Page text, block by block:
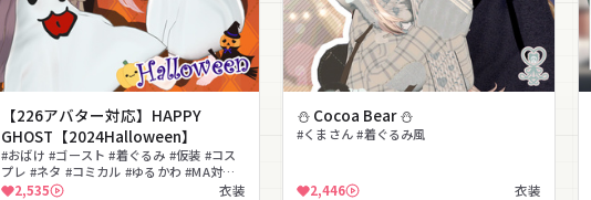
【226アバター対応】HAPPY
GHOST【2024Halloween】
#おばけ #ゴースト #着ぐるみ #仮装 #コス
プレ #ネタ #コミカル #ゆるかわ #MA対応
#lilToon対応
2,535 衣装
⛄ Cocoa Bear ⛄
#くまさん #着ぐるみ風
2,446 衣装